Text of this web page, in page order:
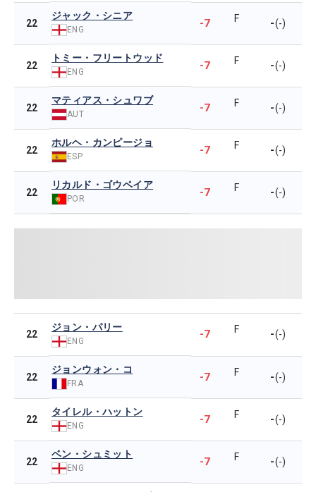
22
ジャック・シニア
ENG -7 F -(-)
22
トミー・フリートウッド
ENG -7 F -(-)
22
マティアス・シュワブ
AUT -7 F -(-)
22
ホルヘ・カンピージョ
ESP -7 F -(-)
22
リカルド・ゴウベイア
POR -7 F -(-)
22
ジョン・パリー
ENG
-7 F -(-)
22
ジョンウォン・コ
FRA -7 F -(-)
22
タイレル・ハットン
ENG -7 F -(-)
22
ベン・シュミット
ENG -7 F -(-)